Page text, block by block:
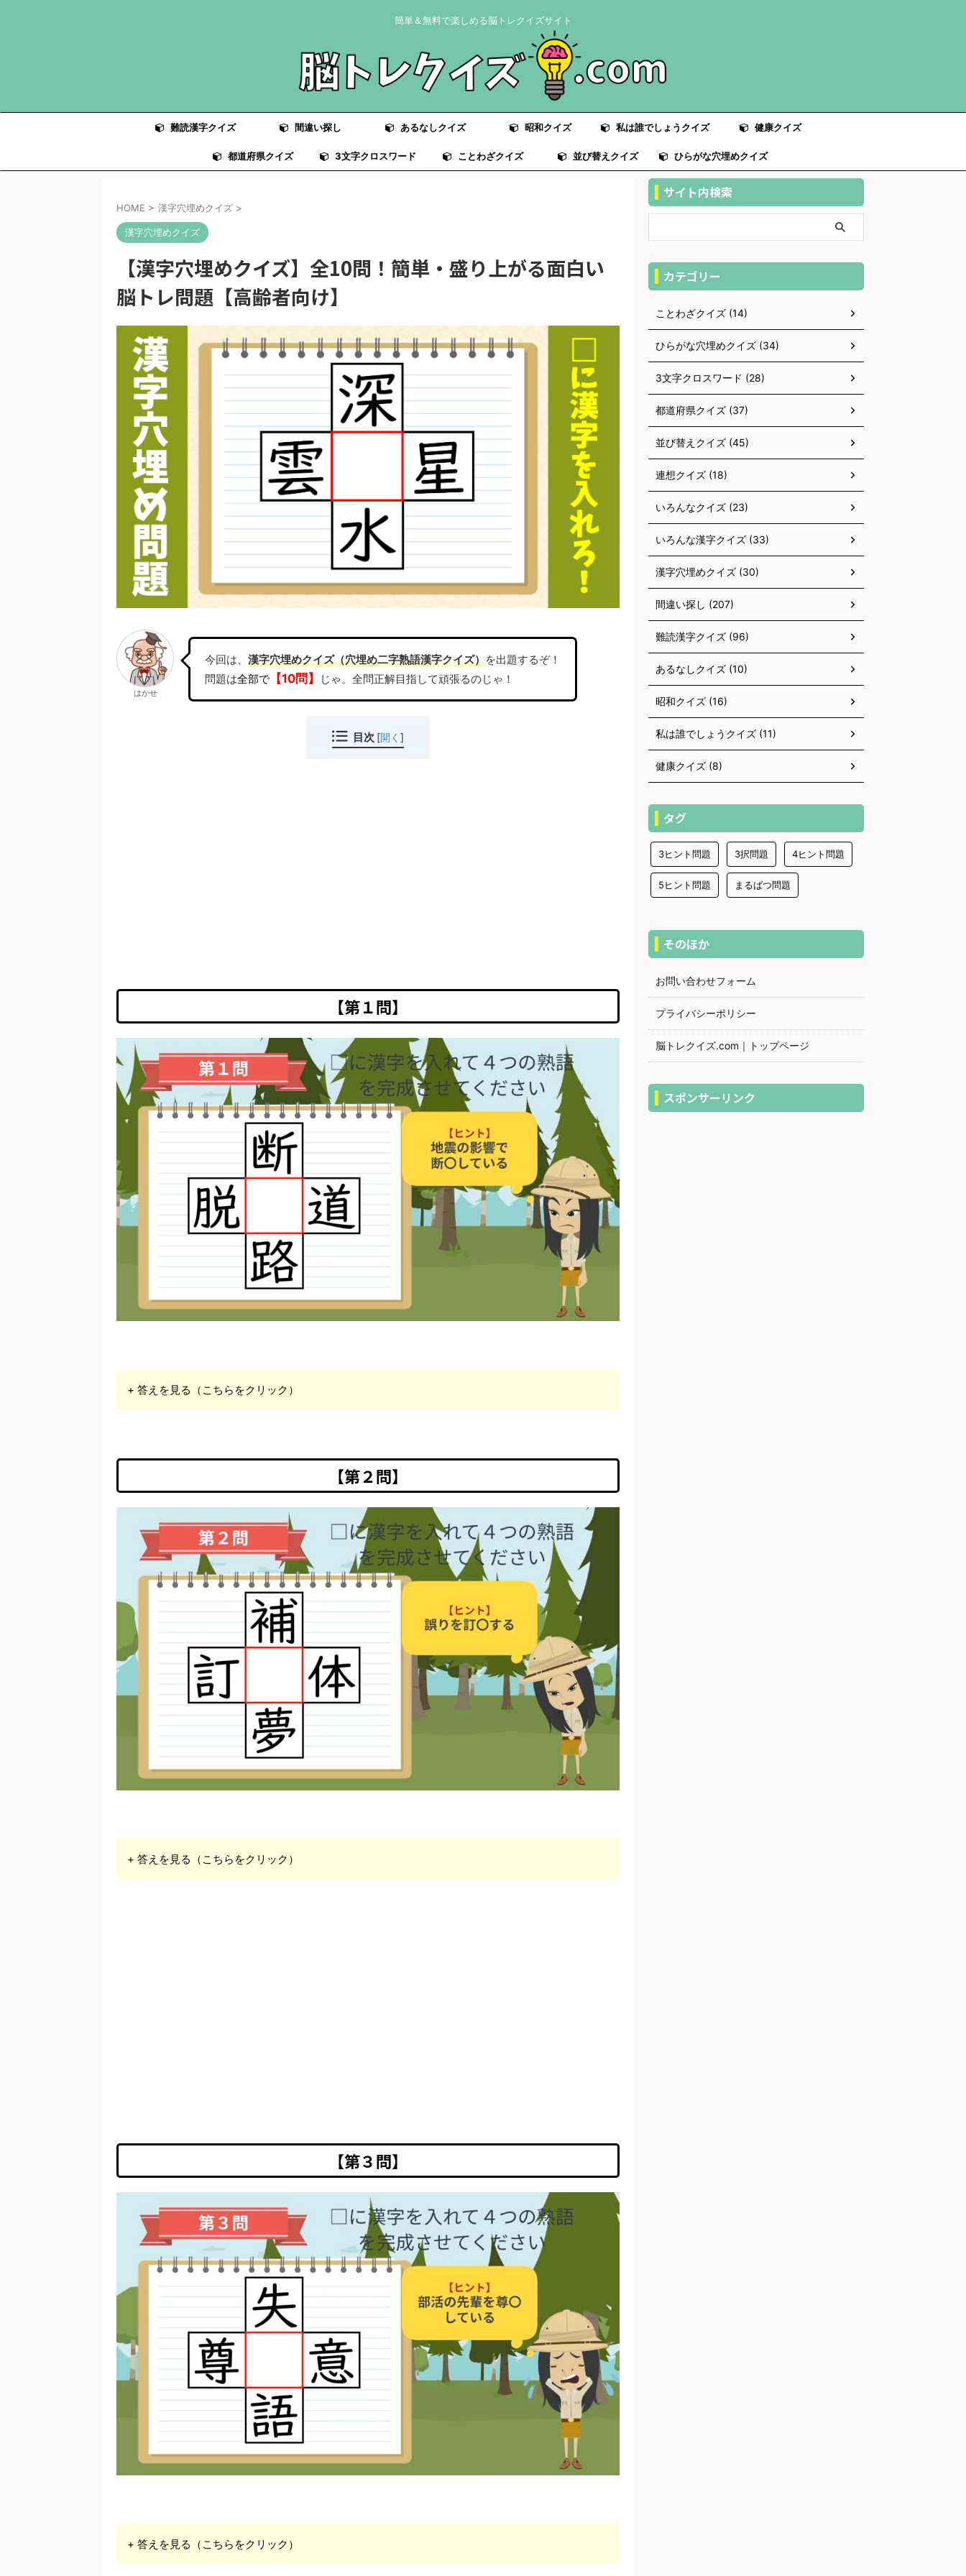
簡単＆無料で楽しめる脳トレクイズサイト
難読漢字クイズ 間違い探し あるなしクイズ 昭和クイズ 私は誰でしょうクイズ 健康クイズ
都道府県クイズ 3文字クロスワード ことわざクイズ 並び替えクイズ ひらがな穴埋めクイズ
HOME > 漢字穴埋めクイズ >
漢字穴埋めクイズ
【漢字穴埋めクイズ】全10問！簡単・盛り上がる面白い
脳トレ問題【高齢者向け】
はかせ
今回は、 漢字穴埋めクイズ（穴埋め二字熟語漢字クイズ）を出題するぞ！
問題は全部で 【10問】 じゃ。全問正解目指して頑張るのじゃ！
目次 [開く ]
【第１問】
+ 答えを見る（こちらをクリック）
【第２問】
+ 答えを見る（こちらをクリック）
【第３問】
+ 答えを見る（こちらをクリック）
サイト内検索
カテゴリー
ことわざクイズ (14)
ひらがな穴埋めクイズ (34)
3文字クロスワード (28)
都道府県クイズ (37)
並び替えクイズ (45)
連想クイズ (18)
いろんなクイズ (23)
いろんな漢字クイズ (33)
漢字穴埋めクイズ (30)
間違い探し (207)
難読漢字クイズ (96)
あるなしクイズ (10)
昭和クイズ (16)
私は誰でしょうクイズ (11)
健康クイズ (8)
タグ
3ヒント問題 3択問題 4ヒント問題
5ヒント問題 まるばつ問題
そのほか
お問い合わせフォーム
プライバシーポリシー
脳トレクイズ.com｜トップページ
スポンサーリンク